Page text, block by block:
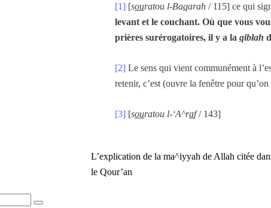
[1] [souratou l-Baqarah / 115] ce qui
levant et le couchant. Où que vous
prières surérogatoires, il y a la qiblah
[2] Le sens qui vient communément à
retenir, c’est (ouvre la fenêtre pour
[3] [souratou l-‘A^raf/ 143]
L’explication de la ma^iyyah de Allah citée
le Qour’an